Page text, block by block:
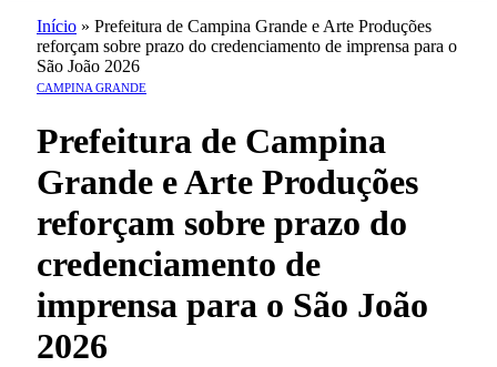
Início » Prefeitura de Campina Grande e Arte Produções
reforçam sobre prazo do credenciamento de imprensa para o
São João 2026
CAMPINA GRANDE
Prefeitura de Campina
Grande e Arte Produções
reforçam sobre prazo do
credenciamento de
imprensa para o São João
2026